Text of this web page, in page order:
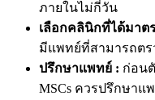
ภายในไม่กี่วัน
เลือกคลินิกที่ได้มาต
มีแพทย์ที่สามารถตร
ปรึกษาแพทย์ : ก่อน
MSCs ควรปรึกษาแ